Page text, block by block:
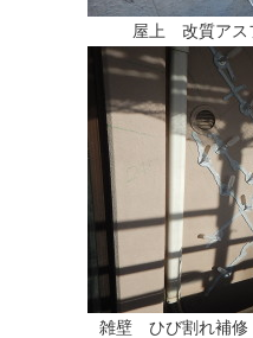
屋上 改質アス
雑壁 ひび割れ補